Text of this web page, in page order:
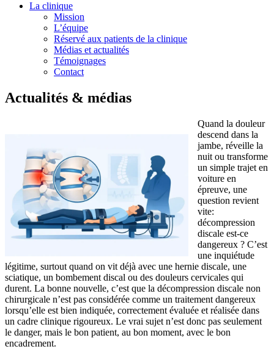
La clinique
Mission
L’équipe
Réservé aux patients de la clinique
Médias et actualités
Témoignages
Contact
Actualités & médias
Quand la douleur
descend dans la
jambe, réveille la
nuit ou transforme
un simple trajet en
voiture en
épreuve, une
question revient
vite:
décompression
discale est-ce
dangereux ? C’est
une inquiétude
légitime, surtout quand on vit déjà avec une hernie discale, une
sciatique, un bombement discal ou des douleurs cervicales qui
durent. La bonne nouvelle, c’est que la décompression discale non
chirurgicale n’est pas considérée comme un traitement dangereux
lorsqu’elle est bien indiquée, correctement évaluée et réalisée dans
un cadre clinique rigoureux. Le vrai sujet n’est donc pas seulement
le danger, mais le bon patient, au bon moment, avec le bon
encadrement.